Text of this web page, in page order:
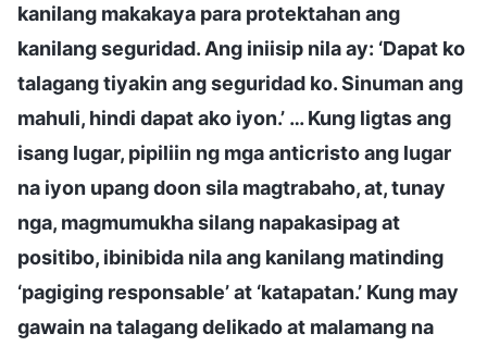
kanilang makakaya para protektahan ang
kanilang seguridad. Ang iniisip nila ay: ‘Dapat ko
talagang tiyakin ang seguridad ko. Sinuman ang
mahuli, hindi dapat ako iyon.’ … Kung ligtas ang
isang lugar, pipiliin ng mga anticristo ang lugar
na iyon upang doon sila magtrabaho, at, tunay
nga, magmumukha silang napakasipag at
positibo, ibinibida nila ang kanilang matinding
‘pagiging responsable’ at ‘katapatan.’ Kung may
gawain na talagang delikado at malamang na